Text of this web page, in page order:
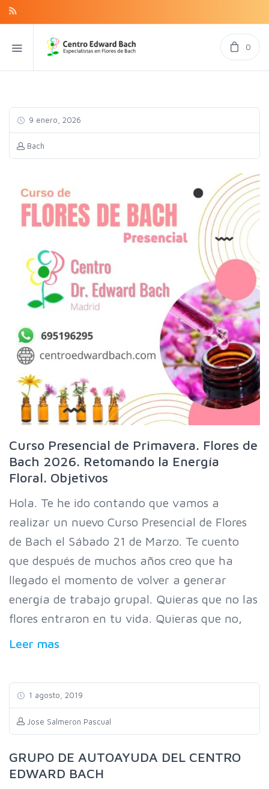
0
9 enero, 2026
Bach
Curso Presencial de Primavera. Flores de
Bach 2026. Retomando la Energía
Floral. Objetivos
Hola. Te he ido contando que vamos a
realizar un nuevo Curso Presencial de Flores
de Bach el Sábado 21 de Marzo. Te cuento
que después de muchos años creo que ha
llegado el momento de volver a generar
energía de trabajo grupal. Quieras que no las
flores entraron en tu vida. Quieras que no,
Leer mas
1 agosto, 2019
Jose Salmeron Pascual
GRUPO DE AUTOAYUDA DEL CENTRO
EDWARD BACH